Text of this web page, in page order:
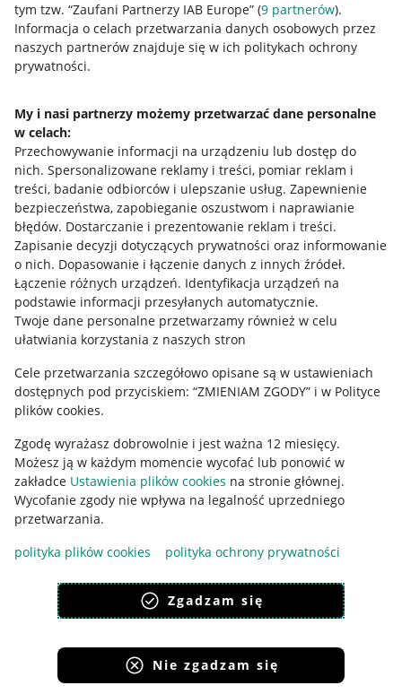
tym tzw. “Zaufani Partnerzy IAB Europe” (9 partnerów).
Informacja o celach przetwarzania danych osobowych przez
naszych partnerów znajduje się w ich politykach ochrony
prywatności.
My i nasi partnerzy możemy przetwarzać dane personalne
w celach:
Przechowywanie informacji na urządzeniu lub dostęp do
nich. Spersonalizowane reklamy i treści, pomiar reklam i
treści, badanie odbiorców i ulepszanie usług. Zapewnienie
bezpieczeństwa, zapobieganie oszustwom i naprawianie
błędów. Dostarczanie i prezentowanie reklam i treści.
Zapisanie decyzji dotyczących prywatności oraz informowanie
o nich. Dopasowanie i łączenie danych z innych źródeł.
Łączenie różnych urządzeń. Identyfikacja urządzeń na
podstawie informacji przesyłanych automatycznie.
Twoje dane personalne przetwarzamy również w celu
ułatwiania korzystania z naszych stron
Cele przetwarzania szczegółowo opisane są w ustawieniach
dostępnych pod przyciskiem: “ZMIENIAM ZGODY” i w Polityce
plików cookies.
Zgodę wyrażasz dobrowolnie i jest ważna 12 miesięcy.
Możesz ją w każdym momencie wycofać lub ponowić w
zakładce Ustawienia plików cookies na stronie głównej.
Wycofanie zgody nie wpływa na legalność uprzedniego
przetwarzania.
polityka plików cookies
polityka ochrony prywatności
Zgadzam się
Nie zgadzam się
Przydatne informacje
Jak to działa
Allegro Gadane dla sprzedających
Allegro Gadane dla kupujących
Mapa miejscowości
Informacje prawne
Regulamin
Polityka plików "cookies"
Ustawienia plików "cookies"
Udostępnianie lokalizacji
Informacje dla Aktu o Usługach Cyfrowych
Pobierz aplikację
Korzystanie z serwisu oznacza akceptacjęregulaminu